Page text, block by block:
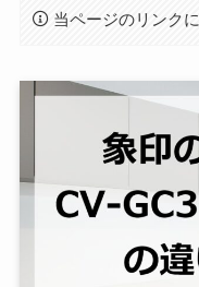
当ページのリンク